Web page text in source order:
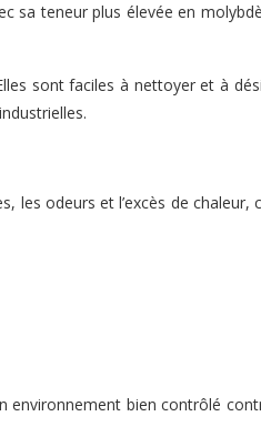
sa teneur plus élevée en
sont faciles à nettoyer et à
les odeurs et l’excès de
bien contrôlé